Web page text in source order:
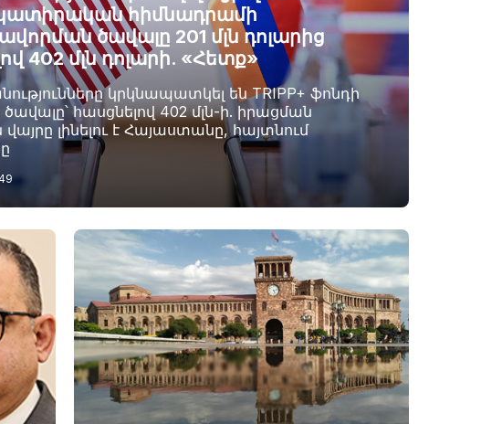
հիմնադրամի
ծավալը 201 մլն դոլարից
402 մլն դոլարի. «Հետք»
կրկնապատկել են TRIPP+ ֆոնդի
ծավալը՝ հասցնելով 402 մլն-ի. իրացման
լինելու է Հայաստանը, հայտնում